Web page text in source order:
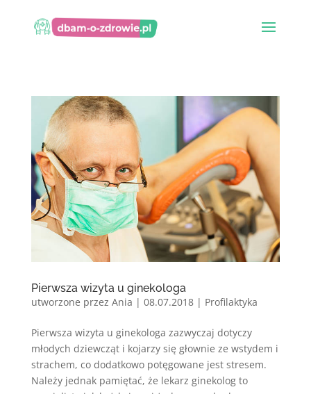
Pierwsza wizyta u ginekologa
utworzone przez Ania | 08.07.2018| Profilaktyka
Pierwsza wizyta u ginekologa zazwyczaj dotyczy
młodych dziewcząt i kojarzy się głownie ze wstydem i
strachem, co dodatkowo potęgowane jest stresem.
Należy jednak pamiętać, że lekarz ginekolog to